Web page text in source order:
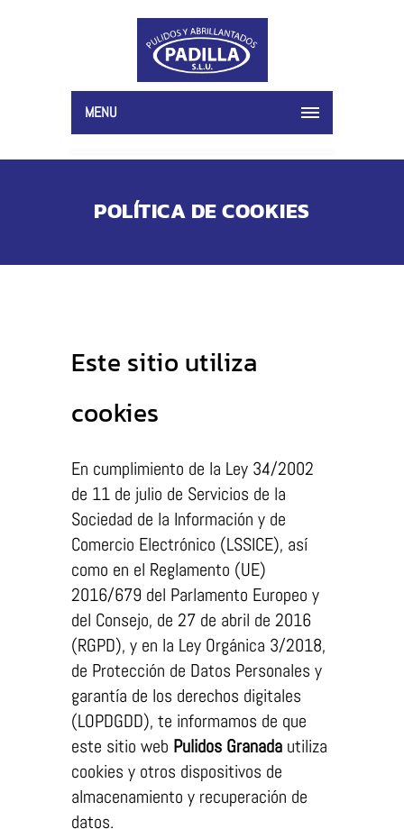
MENU
POLÍTICA DE COOKIES
Este sitio utiliza
cookies
En cumplimiento de la Ley 34/2002
de 11 de julio de Servicios de la
Sociedad de la Información y de
Comercio Electrónico (LSSICE), así
como en el Reglamento (UE)
2016/679 del Parlamento Europeo y
del Consejo, de 27 de abril de 2016
(RGPD), y en la Ley Orgánica 3/2018,
de Protección de Datos Personales y
garantía de los derechos digitales
(LOPDGDD), te informamos de que
este sitio web Pulidos Granada utiliza
cookies y otros dispositivos de
almacenamiento y recuperación de
datos.
Necesarias
cookies no
opcionales.
necesarias
para que
funcione la
Estadísticas
Para que